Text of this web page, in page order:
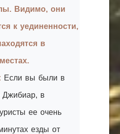
Видимо, они
к уединенности,
в
Если вы были в
Джибиар, в
ее очень
езды от